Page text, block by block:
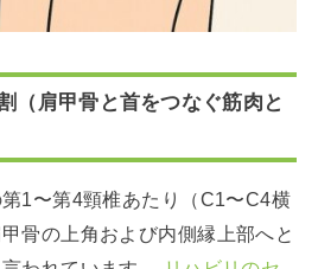
（肩甲骨と首をつなぐ筋肉と
第1〜第4頸椎あたり（C1〜C4横
骨の上角および内側縁上部へと